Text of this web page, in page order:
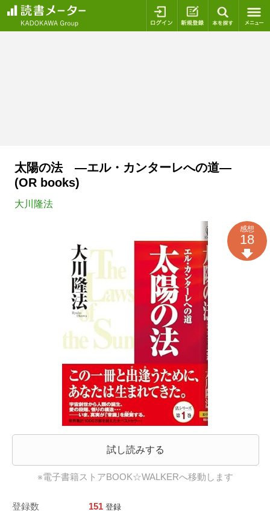
ログイン 新規登録
太陽の法 ―エル・カンターレへの道―
(OR books)
大川隆法
試し読みする
※電子書籍ストアBOOK☆WALKERへ移動します
登録数 151 登録
感想
18